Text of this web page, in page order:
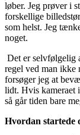
løber. Jeg prøver i
forskellige
som helst. Jeg
noget.
Det er selvfølgelig
regel ved man ikke
forsøger jeg at
lidt. Hvis kameraet
så går tiden bare
Hvordan startede